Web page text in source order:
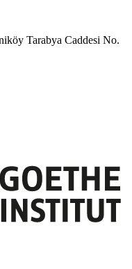
Tarabya Caddesi No.